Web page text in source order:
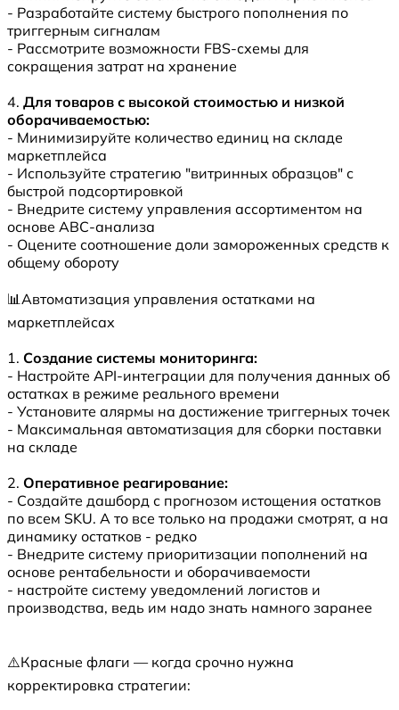
- Разработайте систему быстрого пополнения по
триггерным сигналам
- Рассмотрите возможности FBS-схемы для
сокращения затрат на хранение
4. Для товаров с высокой стоимостью и низкой
оборачиваемостью:
- Минимизируйте количество единиц на складе
маркетплейса
- Используйте стратегию "витринных образцов" с
быстрой подсортировкой
- Внедрите систему управления ассортиментом на
основе ABC-анализа
- Оцените соотношение доли замороженных средств к
общему обороту
📊Автоматизация управления остатками на
маркетплейсах
1. Создание системы мониторинга:
- Настройте API-интеграции для получения данных об
остатках в режиме реального времени
- Установите алярмы на достижение триггерных точек
- Максимальная автоматизация для сборки поставки
на складе
2. Оперативное реагирование:
- Создайте дашборд с прогнозом истощения остатков
по всем SKU. А то все только на продажи смотрят, а на
динамику остатков - редко
- Внедрите систему приоритизации пополнений на
основе рентабельности и оборачиваемости
- настройте систему уведомлений логистов и
производства, ведь им надо знать намного заранее
⚠️Красные флаги — когда срочно нужна
корректировка стратегии: